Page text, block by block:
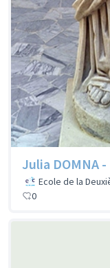
Julia DOMNA
Ecole de la
0